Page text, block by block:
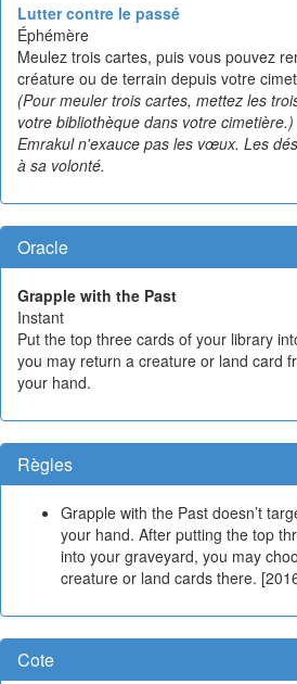
Lutter contre le passé
Éphémère
Meulez trois cartes, puis vous pouvez
créature ou de terrain depuis votre
(Pour meuler trois cartes, mettez les
votre bibliothèque dans votre cimetière.)
Emrakul n'exauce pas les vœux. Les
à sa volonté.
Oracle
Grapple with the Past
Instant
Put the top three cards of your library
you may return a creature or land card
your hand.
Règles
Grapple with the Past doesn’t
your hand. After putting the top
into your graveyard, you may
creature or land cards there.
Cote